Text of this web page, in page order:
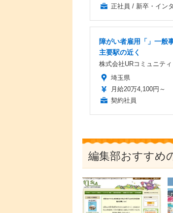
正社員 / 新卒・イン
障がい者雇用「」一般
主要駅の近く
株式会社URコミュニティ
埼玉県
月給20万4,100円～
契約社員
編集部おすすめ